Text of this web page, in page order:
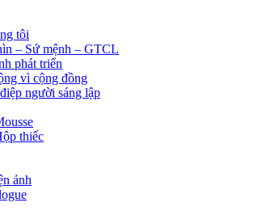
tôi
– Sứ mệnh – GTCL
phát triển
vì cộng đồng
người sáng lập
thiếc
ảnh